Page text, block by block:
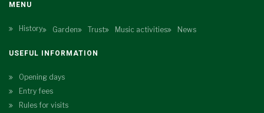
MENU
History Garden Trust Music activities News
USEFUL INFORMATION
Opening days
Entry fees
Rules for visits